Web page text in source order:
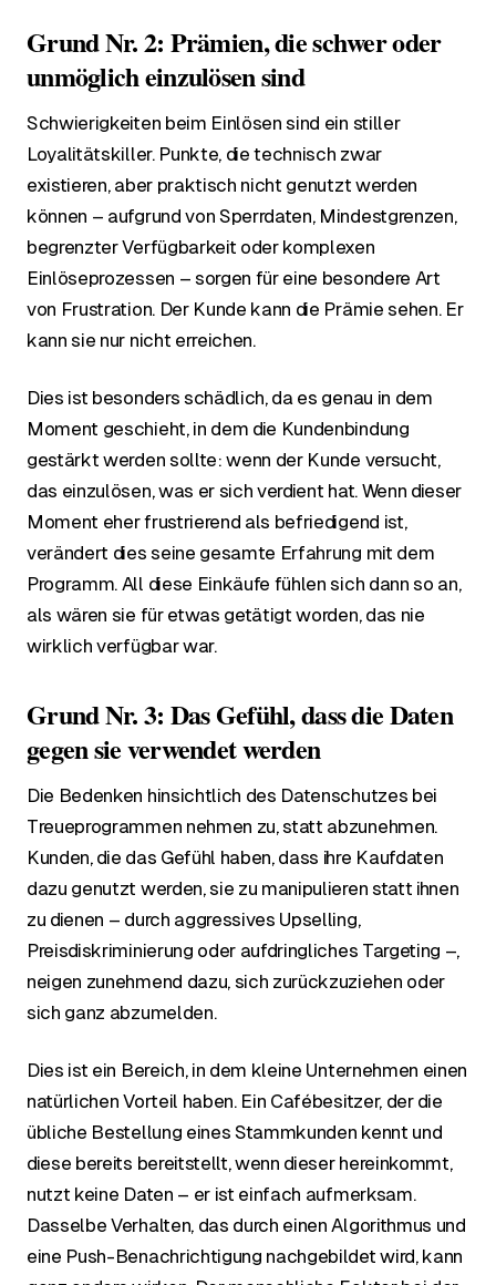
Grund Nr. 2: Prämien, die schwer oder
unmöglich einzulösen sind
Schwierigkeiten beim Einlösen sind ein stiller
Loyalitätskiller. Punkte, die technisch zwar
existieren, aber praktisch nicht genutzt werden
können – aufgrund von Sperrdaten, Mindestgrenzen,
begrenzter Verfügbarkeit oder komplexen
Einlöseprozessen – sorgen für eine besondere Art
von Frustration. Der Kunde kann die Prämie sehen. Er
kann sie nur nicht erreichen.
Dies ist besonders schädlich, da es genau in dem
Moment geschieht, in dem die Kundenbindung
gestärkt werden sollte: wenn der Kunde versucht,
das einzulösen, was er sich verdient hat. Wenn dieser
Moment eher frustrierend als befriedigend ist,
verändert dies seine gesamte Erfahrung mit dem
Programm. All diese Einkäufe fühlen sich dann so an,
als wären sie für etwas getätigt worden, das nie
wirklich verfügbar war.
Grund Nr. 3: Das Gefühl, dass die Daten
gegen sie verwendet werden
Die Bedenken hinsichtlich des Datenschutzes bei
Treueprogrammen nehmen zu, statt abzunehmen.
Kunden, die das Gefühl haben, dass ihre Kaufdaten
dazu genutzt werden, sie zu manipulieren statt ihnen
zu dienen – durch aggressives Upselling,
Preisdiskriminierung oder aufdringliches Targeting –,
neigen zunehmend dazu, sich zurückzuziehen oder
sich ganz abzumelden.
Dies ist ein Bereich, in dem kleine Unternehmen einen
natürlichen Vorteil haben. Ein Cafébesitzer, der die
übliche Bestellung eines Stammkunden kennt und
diese bereits bereitstellt, wenn dieser hereinkommt,
nutzt keine Daten – er ist einfach aufmerksam.
Dasselbe Verhalten, das durch einen Algorithmus und
eine Push-Benachrichtigung nachgebildet wird, kann